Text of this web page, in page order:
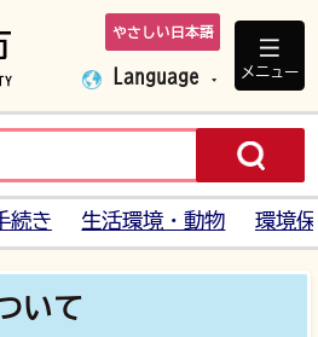
下妻市ホームペ
やさしい日本語
Language メニュー
続き 生活環境・動物 環境
いて